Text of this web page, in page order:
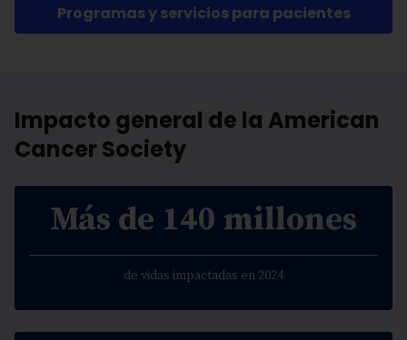
Programas y servicios para pacientes
Impacto general de la American
Cancer Society
Más de 140 millones
de vidas impactadas en 2024